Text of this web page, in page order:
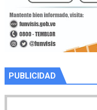
PUBLICIDAD